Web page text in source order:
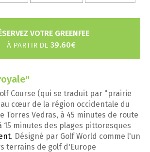
VOTRE GREENFEE
À PARTIR DE 39.60€
Course (qui se traduit par "prairie
cœur de la région occidentale du
Torres Vedras, à 45 minutes de route
15 minutes des plages pittoresques
. Désigné par Golf World comme l'un
terrains de golf d'Europe